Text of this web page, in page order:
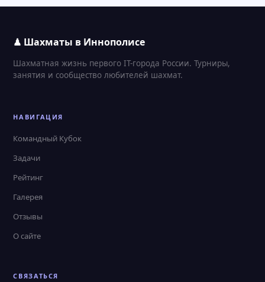
♟ Шахматы в Иннополисе
Шахматная жизнь первого IT-города России. Турниры,
занятия и сообщество любителей шахмат.
НАВИГАЦИЯ
Командный Кубок
Задачи
Рейтинг
Галерея
Отзывы
О сайте
СВЯЗАТЬСЯ